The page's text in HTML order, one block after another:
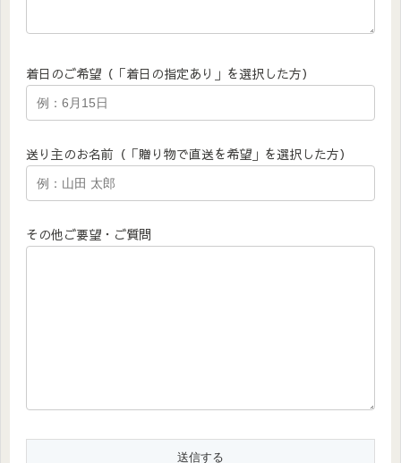
着日のご希望（「着日の指定あり」を選択した方）
送り主のお名前（「贈り物で直送を希望」を選択した方）
その他ご要望・ご質問